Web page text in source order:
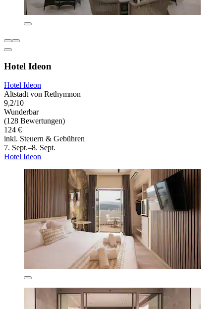
Hotel Ideon
Hotel Ideon
Altstadt von Rethymnon
9,2/10
Wunderbar
(128 Bewertungen)
124 €
inkl. Steuern & Gebühren
7. Sept.–8. Sept.
Hotel Ideon